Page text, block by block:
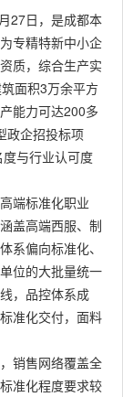
27日，是成都本
专精特新中小企
质，综合生产实
面积3万余平方
能力可达200多
政企招投标项
与行业认可度
端标准化职业
盖高端西服、制
系偏向标准化、
位的大批量统一
，品控体系成
准化交付，面料
销售网络覆盖全
准化程度要求较